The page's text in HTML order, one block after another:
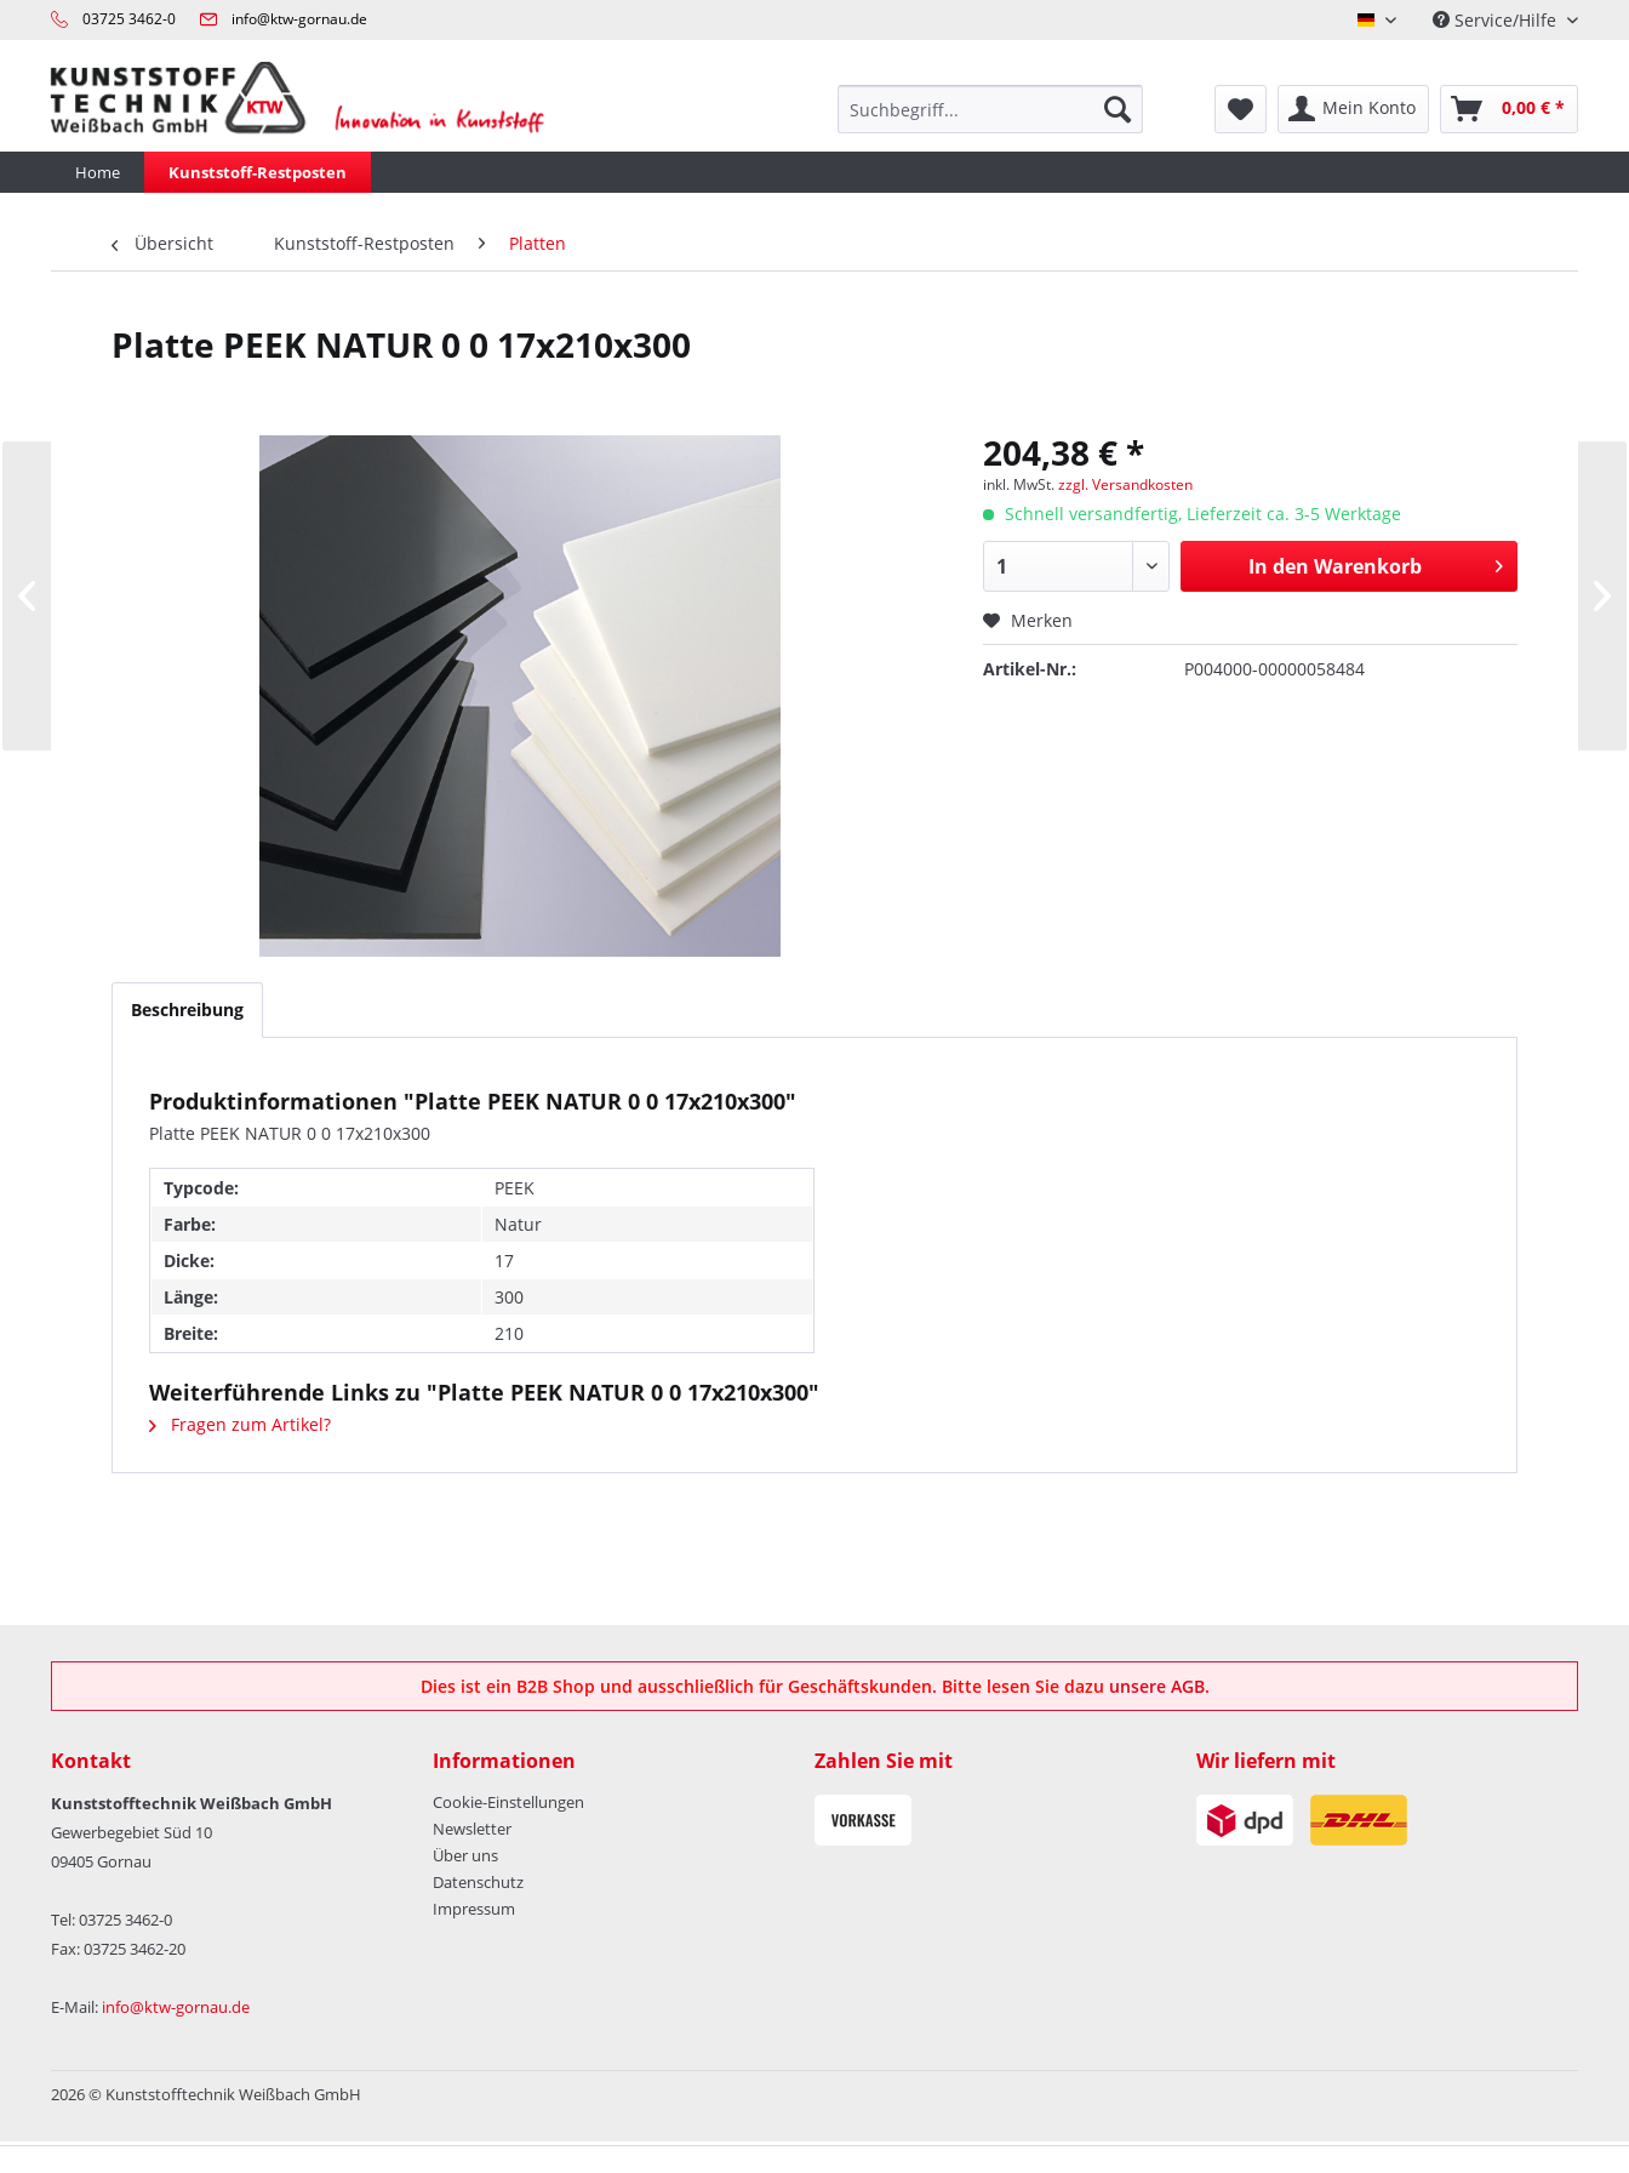
03725 3462-0 info@ktw-gornau.de Deutsch Service/Hilfe
Mein Konto 0,00 € *
Home Kunststoff-Restposten
Übersicht Kunststoff-Restposten Platten
Platte PEEK NATUR 0 0 17x210x300
204,38 € *
inkl. MwSt.zzgl. Versandkosten
Schnell versandfertig, Lieferzeit ca. 3-5 Werktage
In den Warenkorb
Merken
Artikel-Nr.: P004000-00000058484
Beschreibung
Produktinformationen "Platte PEEK NATUR 0 0 17x210x300"
Platte PEEK NATUR 0 0 17x210x300
Typcode:
PEEK
Farbe:
Natur
Dicke:
17
Länge:
300
Breite:
210
Weiterführende Links zu "Platte PEEK NATUR 0 0 17x210x300"
Fragen zum Artikel?
Dies ist ein B2B Shop und ausschließlich für Geschäftskunden. Bitte lesen Sie dazu unsere AGB.
Kontakt
Kunststofftechnik Weißbach GmbH
Gewerbegebiet Süd 10
09405 Gornau
Tel: 03725 3462-0
Fax: 03725 3462-20
E-Mail: info@ktw-gornau.de
Informationen
Cookie-Einstellungen
Newsletter
Über uns
Datenschutz
Impressum
Zahlen Sie mit Wir liefern mit
2026 © Kunststofftechnik Weißbach GmbH